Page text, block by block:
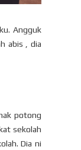
Angguk
abis , dia
potong
sekolah
Dia ni